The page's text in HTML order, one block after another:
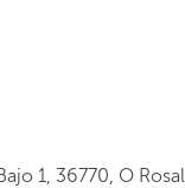
1, 36770, O Rosal
1, 36770, O